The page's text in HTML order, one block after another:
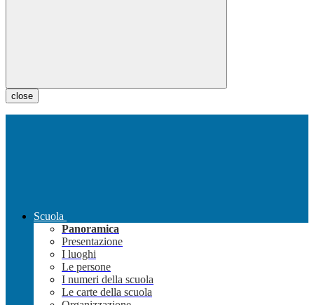
close
Scuola
Panoramica
Presentazione
I luoghi
Le persone
I numeri della scuola
Le carte della scuola